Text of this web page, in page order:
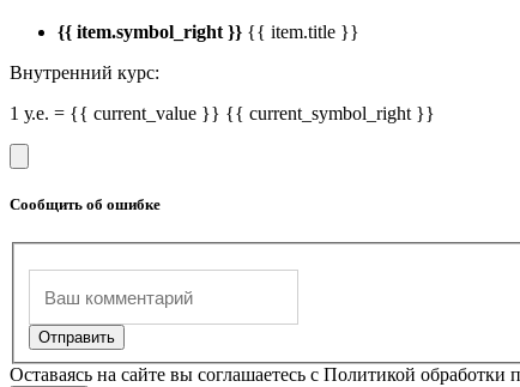
{{ item.symbol_right }} {{ item.title }}
Внутренний курс:
1 у.е. = {{ current_value }} {{ current_symbol_right }}
Сообщить об ошибке
Оставаясь на сайте вы соглашаетесь с Политикой